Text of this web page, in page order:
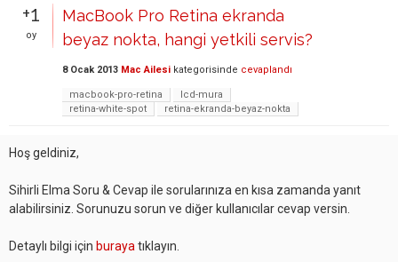
+1
oy
MacBook Pro Retina ekranda
beyaz nokta, hangi yetkili servis?
8 Ocak 2013 Mac Ailesi kategorisinde cevaplandı
macbook-pro-retina
lcd-mura
retina-white-spot
retina-ekranda-beyaz-nokta
Hoş geldiniz,
Sihirli Elma Soru & Cevap ile sorularınıza en kısa zamanda yanıt
alabilirsiniz. Sorunuzu sorun ve diğer kullanıcılar cevap versin.
Detaylı bilgi için buraya tıklayın.